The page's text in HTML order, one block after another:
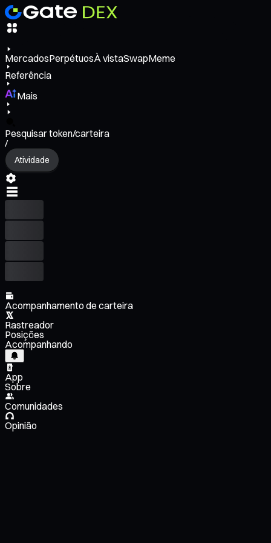
MercadosPerpétuosÀ vistaSwapMeme
Referência
Mais
Pesquisar token/carteira
/
Atividade
Acompanhamento de carteira
Rastreador
Posições
Acompanhando
App
Sobre
Comunidades
Opinião